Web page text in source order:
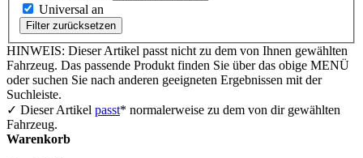
Universal an
Filter zurücksetzen
HINWEIS: Dieser Artikel passt nicht zu dem von Ihnen gewählten
Fahrzeug. Das passende Produkt finden Sie über das obige MENÜ
oder suchen Sie nach anderen geeigneten Ergebnissen mit der
Suchleiste.
✓ Dieser Artikel passt* normalerweise zu dem von dir gewählten
Fahrzeug.
Warenkorb